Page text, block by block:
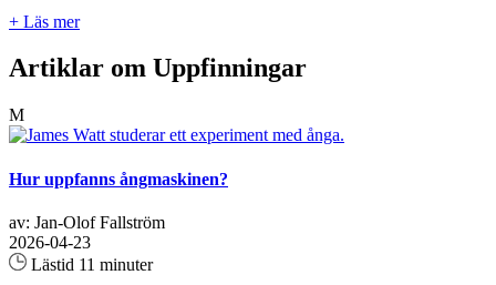
+ Läs mer
Artiklar om Uppfinningar
M
Hur uppfanns ångmaskinen?
av: Jan-Olof Fallström
2026-04-23
Lästid 11 minuter